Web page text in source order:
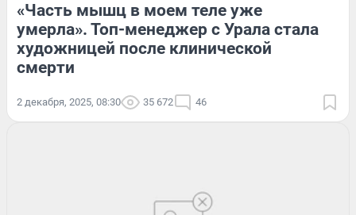
«Часть мышц в моем теле уже
умерла». Топ-менеджер с Урала стала
художницей после клинической
смерти
2 декабря, 2025, 08:30 35 672 46